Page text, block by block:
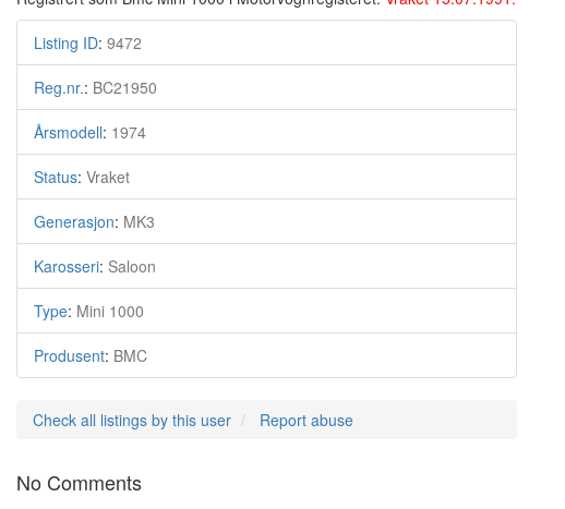
Listing ID: 9472
Reg.nr.: BC21950
Årsmodell: 1974
Status: Vraket
Generasjon: MK3
Karosseri: Saloon
Type: Mini 1000
Produsent: BMC
Check all listings by this user Report abuse
No Comments